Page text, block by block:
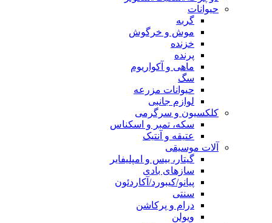
حیوانات
گربه
موش و خرگوش
خزنده
پرنده
ماهی و آکواریوم
سگ
حیوانات مزرعه
لوازم جانبی
کلکسیون و سرگرمی
سکه، تمبر و اسکناس
عتیقه و آنتیک
آلات موسیقی
گیتار، بیس و امپلیفایر
سازهای بادی
پیانو/کیبورد/آکاردئون
سنتی
درام و پرکاشن
ویولن